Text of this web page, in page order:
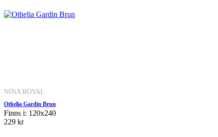
NINA ROYAL
Othelia Gardin Brun
Finns i: 120x240
229 kr